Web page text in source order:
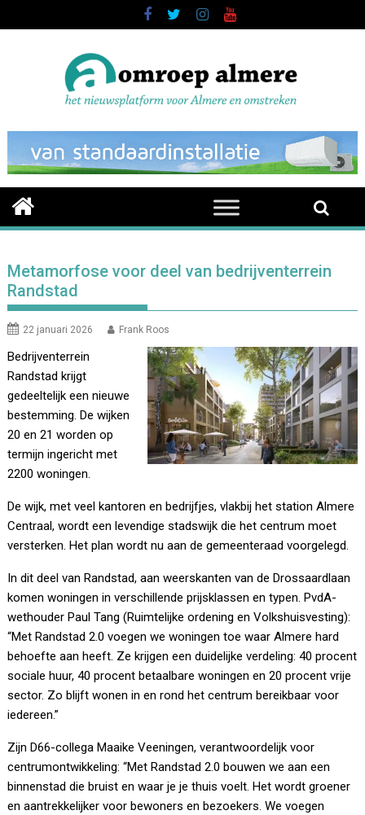
to
Metamorfose voor deel van bedrijventerrein
Randstad
22 januari 2026 Frank Roos
Bedrijventerrein
Randstad krijgt
gedeeltelijk een nieuwe
bestemming. De wijken
20 en 21 worden op
termijn ingericht met
2200 woningen.
De wijk, met veel kantoren en bedrijfjes, vlakbij het station Almere
Centraal, wordt een levendige stadswijk die het centrum moet
versterken. Het plan wordt nu aan de gemeenteraad voorgelegd.
In dit deel van Randstad, aan weerskanten van de Drossaardlaan
komen woningen in verschillende prijsklassen en typen. PvdA-
wethouder Paul Tang (Ruimtelijke ordening en Volkshuisvesting):
“Met Randstad 2.0 voegen we woningen toe waar Almere hard
behoefte aan heeft. Ze krijgen een duidelijke verdeling: 40 procent
sociale huur, 40 procent betaalbare woningen en 20 procent vrije
sector. Zo blijft wonen in en rond het centrum bereikbaar voor
iedereen.”
Zijn D66-collega Maaike Veeningen, verantwoordelijk voor
centrumontwikkeling: “Met Randstad 2.0 bouwen we aan een
binnenstad die bruist en waar je je thuis voelt. Het wordt groener
en aantrekkelijker voor bewoners en bezoekers. We voegen